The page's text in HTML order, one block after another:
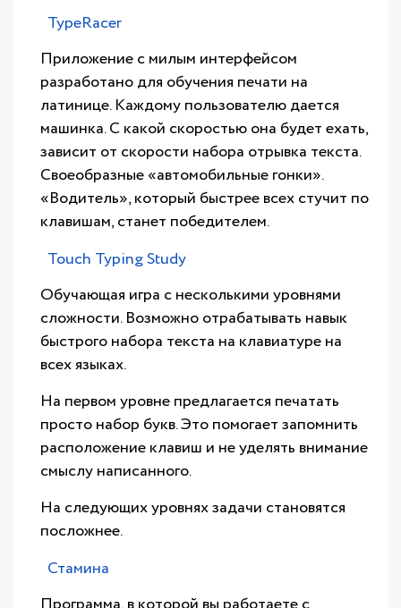
TypeRacer
Приложение с милым интерфейсом
разработано для обучения печати на
латинице. Каждому пользователю дается
машинка. С какой скоростью она будет ехать,
зависит от скорости набора отрывка текста.
Своеобразные «автомобильные гонки».
«Водитель», который быстрее всех стучит по
клавишам, станет победителем.
Touch Typing Study
Обучающая игра с несколькими уровнями
сложности. Возможно отрабатывать навык
быстрого набора текста на клавиатуре на
всех языках.
На первом уровне предлагается печатать
просто набор букв. Это помогает запомнить
расположение клавиш и не уделять внимание
смыслу написанного.
На следующих уровнях задачи становятся
посложнее.
Стамина